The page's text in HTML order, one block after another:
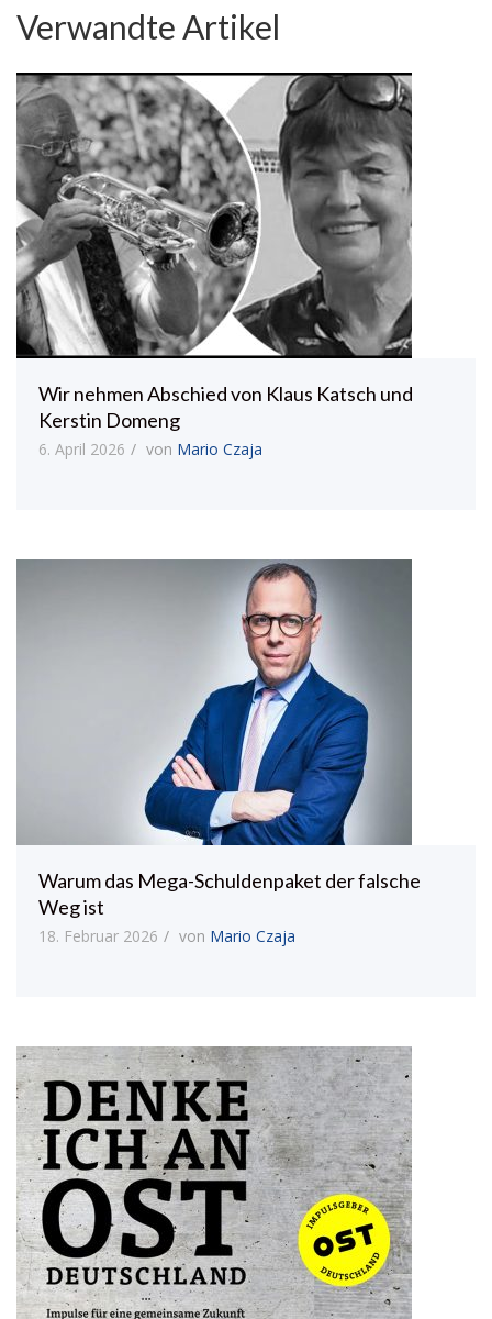
Verwandte Artikel
Wir nehmen Abschied von Klaus Katsch und
Kerstin Domeng
6. April 2026 von Mario Czaja
Warum das Mega-Schuldenpaket der falsche
Weg ist
18. Februar 2026 von Mario Czaja